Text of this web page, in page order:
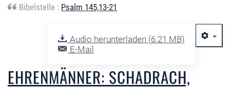
Bibelstelle : Psalm 145,13-21
Audio herunterladen (6.21 MB)
E-Mail
EHRENMÄNNER: SCHADRACH,